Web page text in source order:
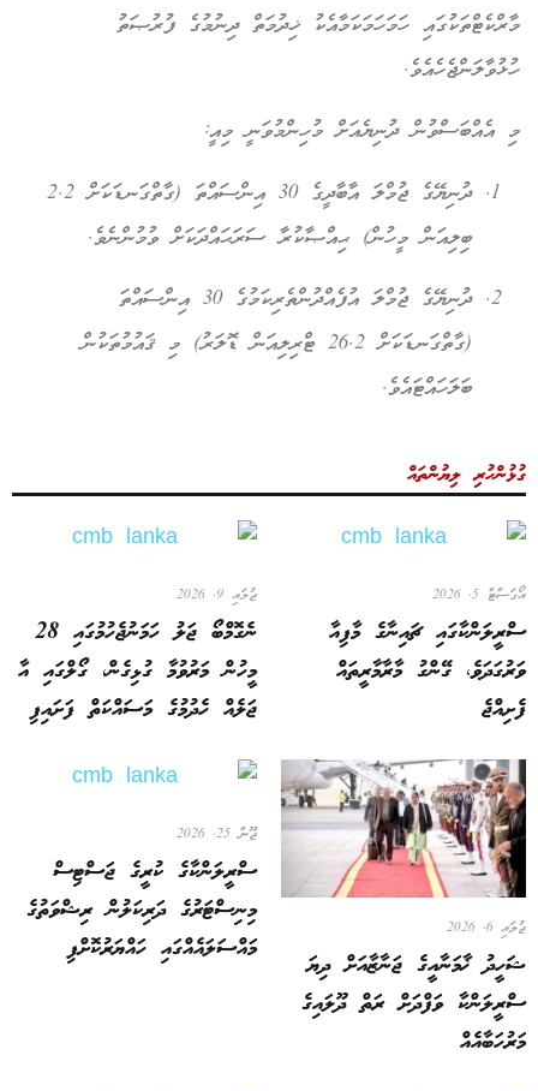
މާރްކެޓްތަކުގައި ހަމަހަމަކަމާއެކު ޚިދުމަތް ދިނުމުގެ ފުރުޞަތު
ހުޅުވާލަންޖެހެއެވެ.
މި އެއްބަސްވުން ދުނިޔެއަށް މުހިންމުވަނީ މިއީ:
ދުނިޔޭގެ ޖުމްލަ އާބާދީގެ 30 އިންސައްތަ (ގާތްގަނޑަކަށް 2.2
ބިލިއަން މީހުން) ޙިއްޞާކުރާ ސަރަޙައްދަކަށް ވުމުންނެވެ.
ދުނިޔޭގެ ޖުމްލަ އުފެއްދުންތެރިކަމުގެ 30 އިންސައްތަ
(ގާތްގަނޑަކަށް 26.2 ޓްރިލިއަން ޑޮލަރު) މި ޤައުމުތަކުން
ބަލަހައްޓައެވެ.
ގުޅުންހުރި ލިޔުންތައް
އޯގަސްޓް 5, 2026
ސްރީލަންކާގައި ޗައިނާގެ މާފިއާ
ވަރުގަދަވެ، ގޭންގު މާރާމާރީތައް
ފެށިއްޖެ
ޖުލައި 9, 2026
ނެގޮމްބޯ ޖަލު ހަމަނުޖެހުމުގައި 28
މީހުން މަރުވުމާ ގުޅިގެން، ގޯލްގައި އާ
ޖަލެއް ހެދުމުގެ މަސައްކަތް ފަށައިފި
ޖުލައި 6, 2026
ޝަހީދު ޚާމަނާއީގެ ޖަނާޒާއަށް ދިޔަ
ސްރީލަންކާ ވަފްދަށް ރަތް ދޫލައިގެ
މަރުހަބާއެއް
ޖޫން 25, 2026
ސްރީލަންކާގެ ކުރީގެ ޖަސްޓިސް
މިނިސްޓަރުގެ ދަރިކަލުން ރިޝްވަތުގެ
މައްސަލައެއްގައި ހައްޔަރުކޮށްފި